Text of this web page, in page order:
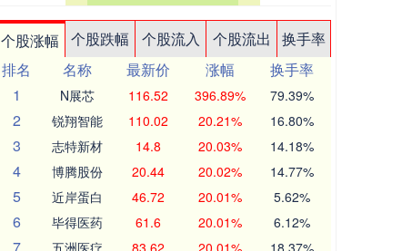
个股涨幅 个股跌幅 个股流入 个股流出
换手率
排名
名称 最新价 涨幅
换手率
1
N展芯 116.52 396.89% 79.39%
2 锐翔智能 110.02 20.21% 16.80%
3 志特新材 14.8 20.03% 14.18%
4 博腾股份 20.44 20.02% 14.77%
5 近岸蛋白 46.72 20.01% 5.62%
6 毕得医药 61.6 20.01% 6.12%
五洲医疗 83.62 20.01% 18.37%